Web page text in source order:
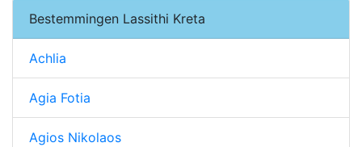
Bestemmingen Lassithi Kreta
Achlia
Agia Fotia
Agios Nikolaos